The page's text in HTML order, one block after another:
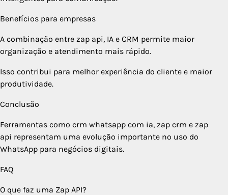
Benefícios para empresas
A combinação entre zap api, IA e CRM permite maior
organização e atendimento mais rápido.
Isso contribui para melhor experiência do cliente e maior
produtividade.
Conclusão
Ferramentas como crm whatsapp com ia, zap crm e zap
api representam uma evolução importante no uso do
WhatsApp para negócios digitais.
FAQ
O que faz uma Zap API?